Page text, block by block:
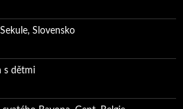
Slovensko
s dětmi